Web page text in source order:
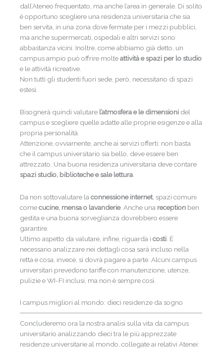
dall’Ateneo frequentato, ma anche l’area in generale. Di solito
è opportuno scegliere una residenza universitaria che sia
ben servita, in una zona dove fermate per i mezzi pubblici,
ma anche supermercati, ospedali e altri servizi sono
abbastanza vicini. Inoltre, come abbiamo già detto, un
campus ampio può offrire molteattività e spazi per lo studio
e le attività ricreative.
Non tutti gli studenti fuori sede, però, necessitano di spazi
estesi.
Bisognerà quindi valutare l’atmosfera e le dimensioni del
campus e scegliere quelle adatte alle proprie esigenze e alla
propria personalità.
Attenzione, ovviamente, anche ai servizi offerti: non basta
che il campus universitario sia bello, deve essere ben
attrezzato. Una buona residenza universitaria deve contare
spazi studio, biblioteche e sale lettura
Da non sottovalutare la connessione internet, spazi comuni
comecucine, mensa o lavanderie. Anche una reception ben
gestita e una buona sorveglianza dovrebbero essere
garantire.
Ultimo aspetto da valutare, infine, riguarda i costi . È
necessario analizzare nei dettagli cosa sarà incluso nella
retta e cosa, invece, si dovrà pagare a parte. Alcuni campus
universitari prevedono tariffe con manutenzione, utenze,
pulizie e WI-FI inclusi, ma non è sempre così.
I campus migliori al mondo: dieci residenze da sogno
Concluderemo ora la nostra analisi sulla vita da campus
universitario analizzando dieci tra le più apprezzate
residenze universitarie al mondo, collegate ai relativi Atenei: